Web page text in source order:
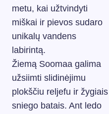
metu, kai užtvindyti
miškai ir pievos sudaro
unikalų vandens
labirintą.
Žiemą Soomaa galima
užsiimti slidinėjimu
plokščiu reljefu ir žygiais
sniego batais. Ant ledo